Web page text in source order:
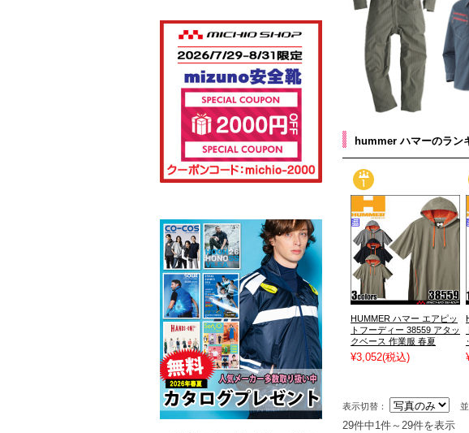
hummer ハマーのラン
HUMMER ハマー エアピッ
トフーディー 38559 アタッ
クベース 作業服 春夏
¥3,052(税込)
表示切替：
29件中1件～29件を表示